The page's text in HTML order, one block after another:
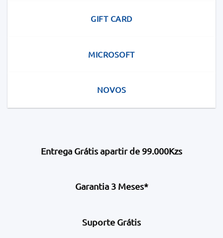
GIFT CARD
MICROSOFT
NOVOS
Entrega Grátis apartir de 99.000Kzs
Garantia 3 Meses*
Suporte Grátis